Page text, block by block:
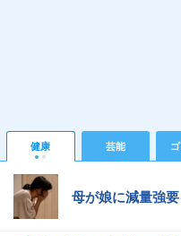
健康 芸能
母が娘に減量強